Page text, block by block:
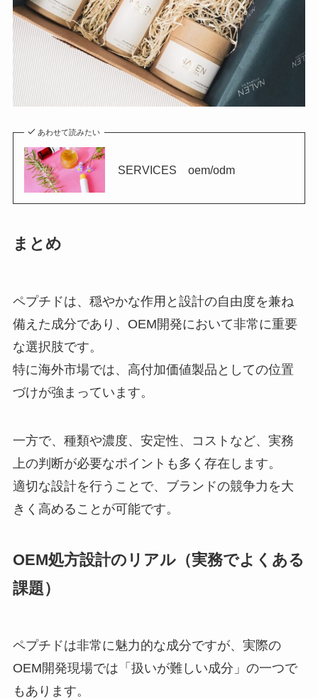
あわせて読みたい
SERVICES oem/odm
まとめ
ペプチドは、穏やかな作用と設計の自由度を兼ね
備えた成分であり、OEM開発において非常に重要
な選択肢です。
特に海外市場では、高付加価値製品としての位置
づけが強まっています。
一方で、種類や濃度、安定性、コストなど、実務
上の判断が必要なポイントも多く存在します。
適切な設計を行うことで、ブランドの競争力を大
きく高めることが可能です。
OEM処方設計のリアル（実務でよくある
課題）
ペプチドは非常に魅力的な成分ですが、実際の
OEM開発現場では「扱いが難しい成分」の一つで
もあります。